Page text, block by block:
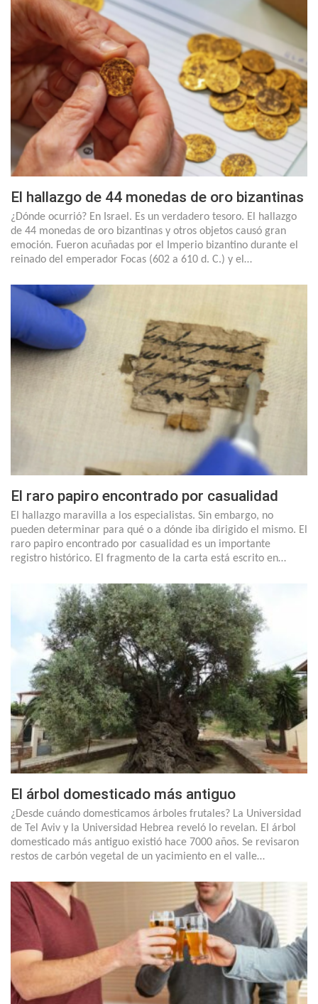
El hallazgo de 44 monedas de oro bizantinas
¿Dónde ocurrió? En Israel. Es un verdadero tesoro. El hallazgo
de 44 monedas de oro bizantinas y otros objetos causó gran
emoción. Fueron acuñadas por el Imperio bizantino durante el
reinado del emperador Focas (602 a 610 d. C.) y el…
El raro papiro encontrado por casualidad
El hallazgo maravilla a los especialistas. Sin embargo, no
pueden determinar para qué o a dónde iba dirigido el mismo. El
raro papiro encontrado por casualidad es un importante
registro histórico. El fragmento de la carta está escrito en…
El árbol domesticado más antiguo
¿Desde cuándo domesticamos árboles frutales? La Universidad
de Tel Aviv y la Universidad Hebrea reveló lo revelan. El árbol
domesticado más antiguo existió hace 7000 años. Se revisaron
restos de carbón vegetal de un yacimiento en el valle…